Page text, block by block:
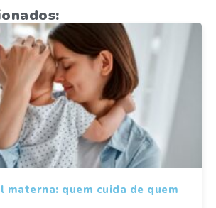
materna: quem cuida de quem